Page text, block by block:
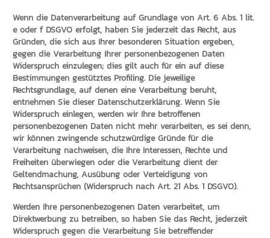
Wenn die Datenverarbeitung auf Grundlage von Art. 6 Abs. 1 lit.
e oder f DSGVO erfolgt, haben Sie jederzeit das Recht, aus
Gründen, die sich aus Ihrer besonderen Situation ergeben,
gegen die Verarbeitung Ihrer personenbezogenen Daten
Widerspruch einzulegen; dies gilt auch für ein auf diese
Bestimmungen gestütztes Profiling. Die jeweilige
Rechtsgrundlage, auf denen eine Verarbeitung beruht,
entnehmen Sie dieser Datenschutzerklärung. Wenn Sie
Widerspruch einlegen, werden wir Ihre betroffenen
personenbezogenen Daten nicht mehr verarbeiten, es sei denn,
wir können zwingende schutzwürdige Gründe für die
Verarbeitung nachweisen, die Ihre Interessen, Rechte und
Freiheiten überwiegen oder die Verarbeitung dient der
Geltendmachung, Ausübung oder Verteidigung von
Rechtsansprüchen (Widerspruch nach Art. 21 Abs. 1 DSGVO).
Werden Ihre personenbezogenen Daten verarbeitet, um
Direktwerbung zu betreiben, so haben Sie das Recht, jederzeit
Widerspruch gegen die Verarbeitung Sie betreffender